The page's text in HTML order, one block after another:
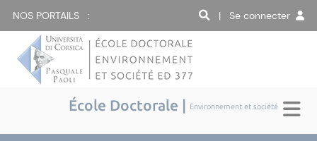
NOS PORTAILS : | Se connecter
École Doctorale | Environnement et société